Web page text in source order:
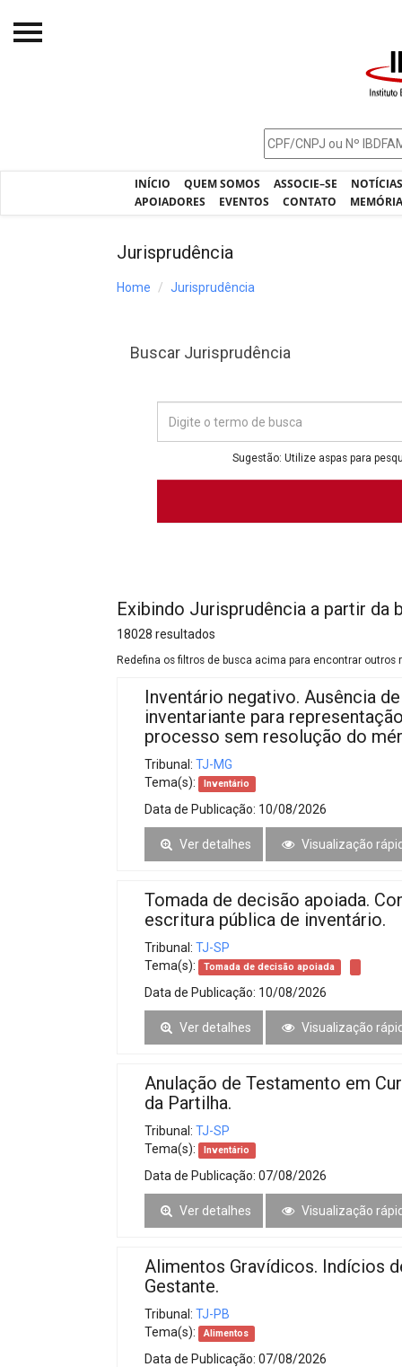
INÍCIO QUEM SOMOS ASSOCIE–SE
APOIADORES
EVENTOS CONTATO
Jurisprudência
Home Jurisprudência
Buscar Jurisprudência
Sugestão: Utilize aspas para
Exibindo Jurisprudência a partir da
18028 resultados
Redefina os filtros de busca acima para encontrar outros
Inventário negativo. Ausência
inventariante para
processo sem resolução do
Tribunal: TJ-MG
Tema(s):
Inventário
Data de Publicação: 10/08/2026
Ver detalhes Visualização
Tomada de decisão apoiada.
escritura pública de inventário.
Tribunal: TJ-SP
Tema(s):
Tomada de decisão apoiada
Data de Publicação: 10/08/2026
Ver detalhes Visualização
Anulação de Testamento em
da Partilha.
Tribunal: TJ-SP
Tema(s):
Inventário
Data de Publicação: 07/08/2026
Ver detalhes Visualização
Alimentos Gravídicos. Indícios
Gestante.
Tribunal: TJ-PB
Tema(s):
Alimentos
Data de Publicação: 07/08/2026